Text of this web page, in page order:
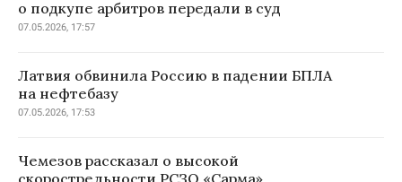
о подкупе арбитров передали в суд
07.05.2026, 17:57
Латвия обвинила Россию в падении БПЛА
на нефтебазу
07.05.2026, 17:53
Чемезов рассказал о высокой